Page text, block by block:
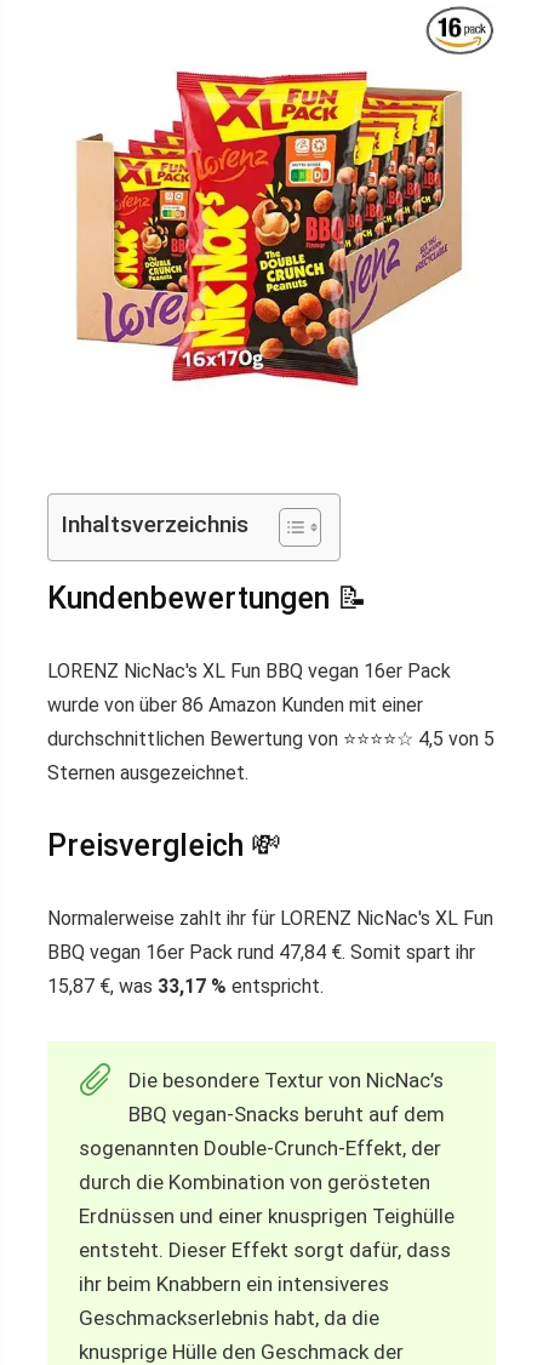
Inhaltsverzeichnis
Kundenbewertungen 📝
LORENZ NicNac's XL Fun BBQ vegan 16er Pack
wurde von über 86 Amazon Kunden mit einer
durchschnittlichen Bewertung von ⭐️⭐️⭐️⭐️☆ 4,5 von 5
Sternen ausgezeichnet.
Preisvergleich 💸
Normalerweise zahlt ihr für LORENZ NicNac's XL Fun
BBQ vegan 16er Pack rund 47,84 €. Somit spart ihr
15,87 €, was 33,17 % entspricht.
Die besondere Textur von NicNac’s
BBQ vegan-Snacks beruht auf dem
sogenannten Double-Crunch-Effekt, der
durch die Kombination von gerösteten
Erdnüssen und einer knusprigen Teighülle
entsteht. Dieser Effekt sorgt dafür, dass
ihr beim Knabbern ein intensiveres
Geschmackserlebnis habt, da die
knusprige Hülle den Geschmack der